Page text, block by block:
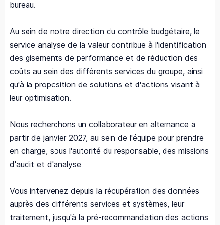
bureau.
Au sein de notre direction du contrôle budgétaire, le
service analyse de la valeur contribue à l'identification
des gisements de performance et de réduction des
coûts au sein des différents services du groupe, ainsi
qu'à la proposition de solutions et d'actions visant à
leur optimisation.
Nous recherchons un collaborateur en alternance à
partir de janvier 2027, au sein de l'équipe pour prendre
en charge, sous l'autorité du responsable, des missions
d'audit et d'analyse.
Vous intervenez depuis la récupération des données
auprès des différents services et systèmes, leur
traitement, jusqu'à la pré-recommandation des actions